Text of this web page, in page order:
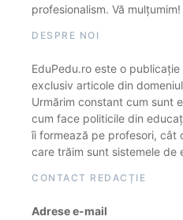
profesionalism. Vă mulțumim!
DESPRE NOI
EduPedu.ro este o
exclusiv articole din
Urmărim constant cum sunt
cum face politicile din
îi formează pe profesori, cât
care trăim sunt sistemele de
CONTACT REDACȚIE
Adrese e-mail